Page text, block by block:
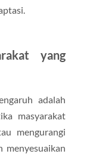
yang
adalah
masyarakat
mengurangi
menyesuaikan